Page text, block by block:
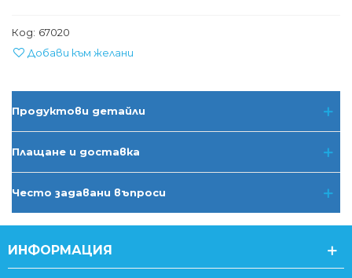
Код: 67020
Добави към желани
Продуктови детайли
Плащане и доставка
Често задавани въпроси
ИНФОРМАЦИЯ